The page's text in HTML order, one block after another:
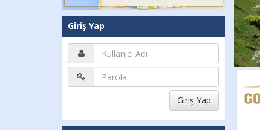
Giriş Yap